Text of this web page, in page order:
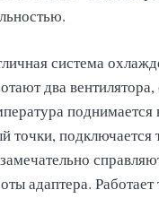
система
два вентилятора,
точки, подключается
адаптера.